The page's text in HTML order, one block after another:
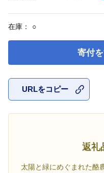
在庫： ○
寄付
URLをコピー
返礼
太陽と緑にめぐまれた酪